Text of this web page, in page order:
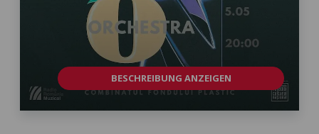
BESCHREIBUNG ANZEIGEN